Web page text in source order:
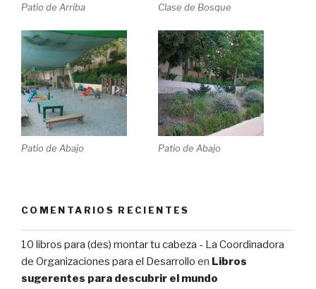
Patio de Arriba Clase de Bosque
Patio de Abajo Patio de Abajo
COMENTARIOS RECIENTES
10 libros para (des) montar tu cabeza - La Coordinadora
de Organizaciones para el Desarrollo en Libros
sugerentes para descubrir el mundo